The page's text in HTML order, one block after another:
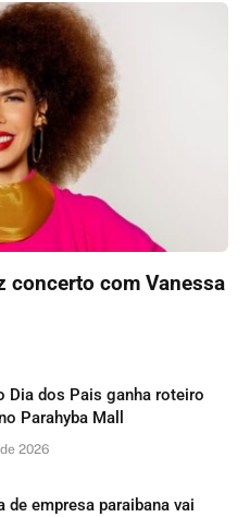
concerto com Vanessa
Dia dos Pais ganha roteiro
Parahyba Mall
2026
de empresa paraibana vai